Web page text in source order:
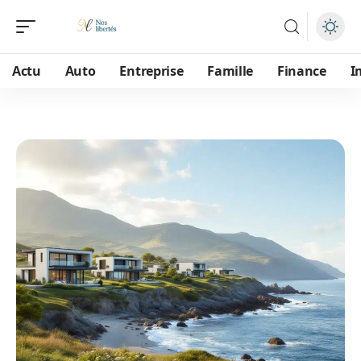
Actu Auto Entreprise Famille Finance